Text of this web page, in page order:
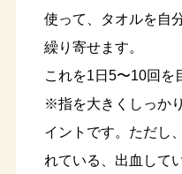
使って、タオルを自
繰り寄せます。
これを1日5〜10回を
※指を大きくしっか
イントです。ただし
れている、出血して